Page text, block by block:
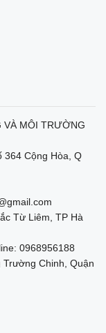
VÀ MÔI TRƯỜNG
364 Cộng Hòa, Q
Từ Liêm, TP Hà
0968956188
Chinh, Quận